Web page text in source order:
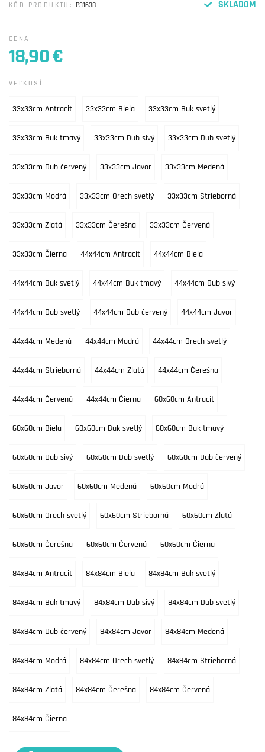
SKLADOM
KÓD PRODUKTU: P31638
CENA
18,90 €
VEĽKOSŤ
33x33cm Antracit 33x33cm Biela 33x33cm Buk svetlý
33x33cm Buk tmavý 33x33cm Dub sivý 33x33cm Dub svetlý
33x33cm Dub červený 33x33cm Javor 33x33cm Medená
33x33cm Modrá 33x33cm Orech svetlý 33x33cm Strieborná
33x33cm Zlatá 33x33cm Čerešna 33x33cm Červená
33x33cm Čierna 44x44cm Antracit 44x44cm Biela
44x44cm Buk svetlý 44x44cm Buk tmavý 44x44cm Dub sivý
44x44cm Dub svetlý 44x44cm Dub červený 44x44cm Javor
44x44cm Medená 44x44cm Modrá 44x44cm Orech svetlý
44x44cm Strieborná 44x44cm Zlatá 44x44cm Čerešna
44x44cm Červená 44x44cm Čierna 60x60cm Antracit
60x60cm Biela 60x60cm Buk svetlý 60x60cm Buk tmavý
60x60cm Dub sivý 60x60cm Dub svetlý 60x60cm Dub červený
60x60cm Javor 60x60cm Medená 60x60cm Modrá
60x60cm Orech svetlý 60x60cm Strieborná 60x60cm Zlatá
60x60cm Čerešna 60x60cm Červená 60x60cm Čierna
84x84cm Antracit 84x84cm Biela 84x84cm Buk svetlý
84x84cm Buk tmavý 84x84cm Dub sivý 84x84cm Dub svetlý
84x84cm Dub červený 84x84cm Javor 84x84cm Medená
84x84cm Modrá 84x84cm Orech svetlý 84x84cm Strieborná
84x84cm Zlatá 84x84cm Čerešna 84x84cm Červená
84x84cm Čierna